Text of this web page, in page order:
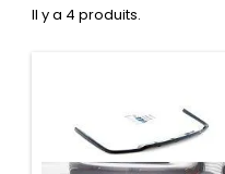
Il y a 4 produits.